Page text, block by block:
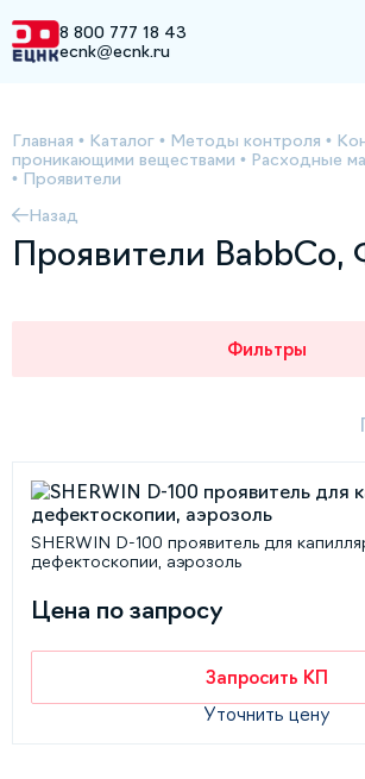
8 800 777 18 43
ecnk@ecnk.ru
Главная • Каталог • Методы контроля •
проникающими веществами • Расходные
• Проявители
Назад
Проявители BabbCo,
Фильтры
SHERWIN D-100 проявитель для
дефектоскопии, аэрозоль
Цена по запросу
Запросить КП
Уточнить цену